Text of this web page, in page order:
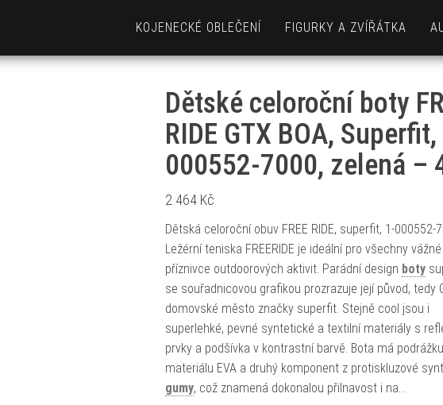
KOJENECKÉ OBLEČENÍ FIGURKY A ZVÍŘÁTKA
Dětské celoroční boty
RIDE GTX BOA,
000552-7000, zelená –
2 464 Kč
Dětská celoroční obuv FREE RIDE, superfit, 1-000552-
Ležérní teniska FREERIDE je ideální pro všechny vážné
příznivce outdoorových aktivit. Parádní design boty
se souřadnicovou grafikou prozrazuje její původ, tedy
domovské město značky superfit. Stejně cool jsou i
superlehké, pevné syntetické a textilní materiály s
prvky a podšívka v kontrastní barvě. Bota má
materiálu EVA a druhý komponent z protiskluzové
gumy, což znamená dokonalou přilnavost i na…